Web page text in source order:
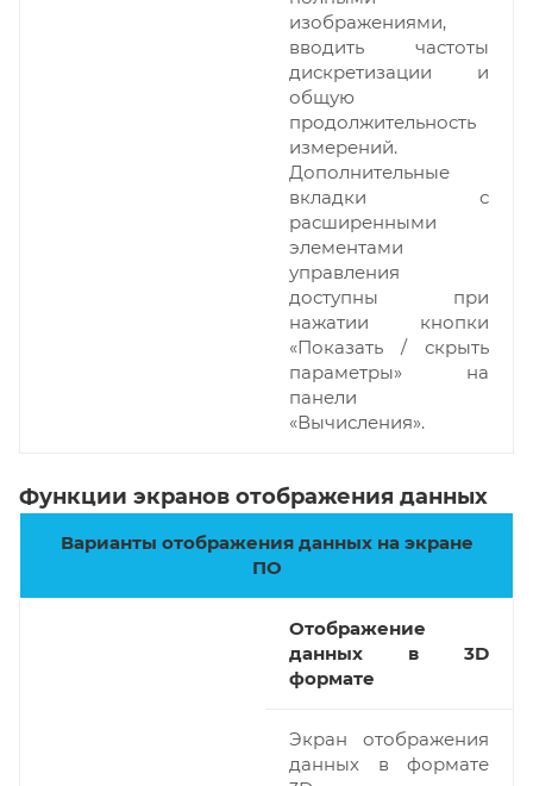
изображениями,
вводить частоты
дискретизации и
общую
продолжительность
измерений.
Дополнительные
вкладки с
расширенными
элементами
управления
доступны при
нажатии кнопки
«Показать / скрыть
параметры» на
панели
«Вычисления».
Функции экранов отображения данных
Варианты отображения данных на экране
ПО
Отображение
данных в 3D
формате
Экран отображения
данных в формате